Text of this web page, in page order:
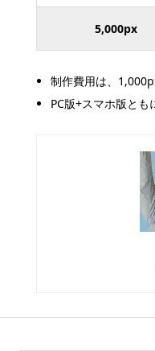
5,000px
制作費用は、
PC版+スマホ版とも